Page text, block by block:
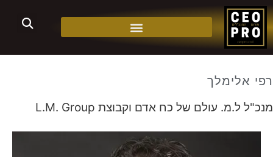
רפי אלימלך
מנכ"ל ל.מ. עולם של כח אדם וקבוצת L.M. Group